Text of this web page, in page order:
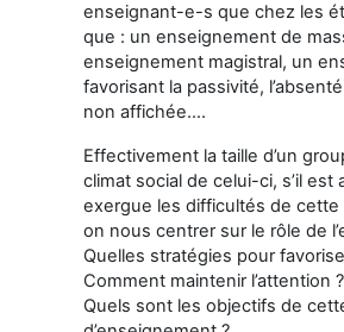
enseignant-e-s que chez les
que : un enseignement de
enseignement magistral, un
favorisant la passivité,
non affichée….
Effectivement la taille d’un
climat social de celui-ci, s’il est
exergue les difficultés de
on nous centrer sur le rôle de
Quelles stratégies pour
Comment maintenir l’attention
Quels sont les objectifs de